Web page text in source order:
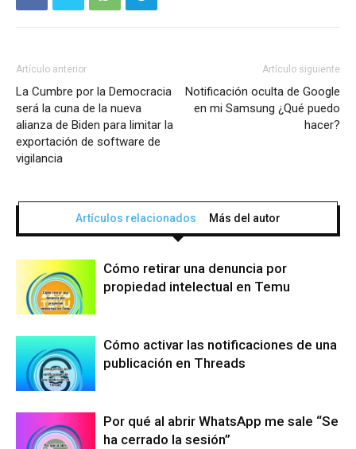
Artículo anterior
La Cumbre por la Democracia
será la cuna de la nueva
alianza de Biden para limitar la
exportación de software de
vigilancia
Artículo siguiente
Notificación oculta de Google
en mi Samsung ¿Qué puedo
hacer?
Artículos relacionados Más del autor
Cómo retirar una denuncia por
propiedad intelectual en Temu
Cómo activar las notificaciones de una
publicación en Threads
Por qué al abrir WhatsApp me sale “Se
ha cerrado la sesión”